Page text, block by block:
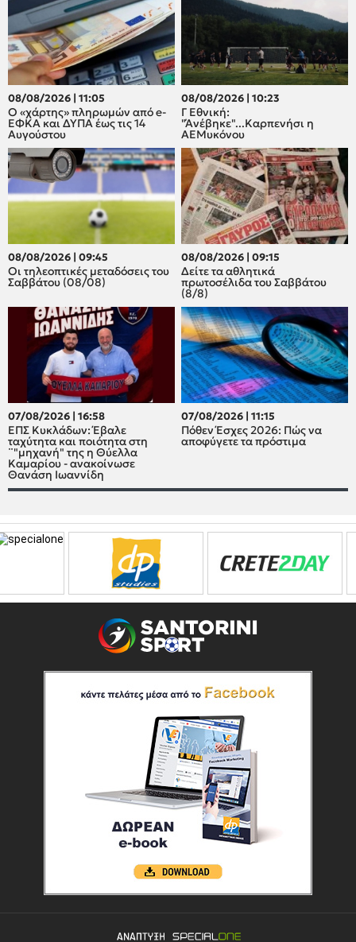
08/08/2026 | 11:05
Ο «χάρτης» πληρωμών από e-
ΕΦΚΑ και ΔΥΠΑ έως τις 14
Αυγούστου
08/08/2026 | 10:23
Γ Εθνική:
"Άνέβηκε"...Καρπενήσι η
ΑΕΜυκόνου
08/08/2026 | 09:45
Οι τηλεοπτικές μεταδόσεις του
Σαββάτου (08/08)
08/08/2026 | 09:15
Δείτε τα αθλητικά
πρωτοσέλιδα του Σαββάτου
(8/8)
07/08/2026 | 16:58
ΕΠΣ Κυκλάδων: Έβαλε
ταχύτητα και ποιότητα στη
¨"μηχανή" της η Θύελλα
Καμαρίου - ανακοίνωσε
Θανάση Ιωαννίδη
07/08/2026 | 11:15
Πόθεν Έσχες 2026: Πώς να
αποφύγετε τα πρόστιμα